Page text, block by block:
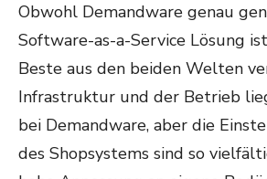
Obwohl Demandware genau
Software-as-a-Service Lösung
Beste aus den beiden Welten
Infrastruktur und der Betrieb
bei Demandware, aber die
des Shopsystems sind so